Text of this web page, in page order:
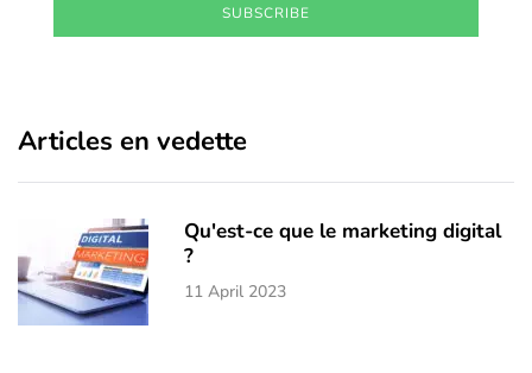
SUBSCRIBE
Articles en vedette
Qu'est-ce que le marketing digital
?
11 April 2023